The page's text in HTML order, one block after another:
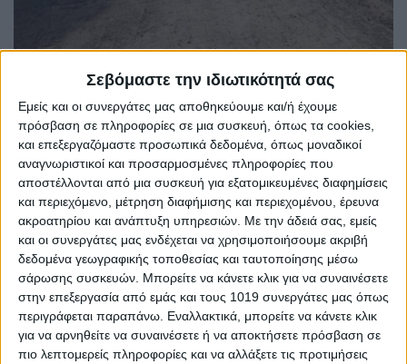
Σεβόμαστε την ιδιωτικότητά σας
Εμείς και οι συνεργάτες μας αποθηκεύουμε και/ή έχουμε
πρόσβαση σε πληροφορίες σε μια συσκευή, όπως τα cookies,
και επεξεργαζόμαστε προσωπικά δεδομένα, όπως μοναδικοί
αναγνωριστικοί και προσαρμοσμένες πληροφορίες που
αποστέλλονται από μια συσκευή για εξατομικευμένες διαφημίσεις
και περιεχόμενο, μέτρηση διαφήμισης και περιεχομένου, έρευνα
ακροατηρίου και ανάπτυξη υπηρεσιών. Με την άδειά σας, εμείς
και οι συνεργάτες μας ενδέχεται να χρησιμοποιήσουμε ακριβή
δεδομένα γεωγραφικής τοποθεσίας και ταυτοποίησης μέσω
σάρωσης συσκευών. Μπορείτε να κάνετε κλικ για να συναινέσετε
στην επεξεργασία από εμάς και τους 1019 συνεργάτες μας όπως
περιγράφεται παραπάνω. Εναλλακτικά, μπορείτε να κάνετε κλικ
για να αρνηθείτε να συναινέσετε ή να αποκτήσετε πρόσβαση σε
πιο λεπτομερείς πληροφορίες και να αλλάξετε τις προτιμήσεις